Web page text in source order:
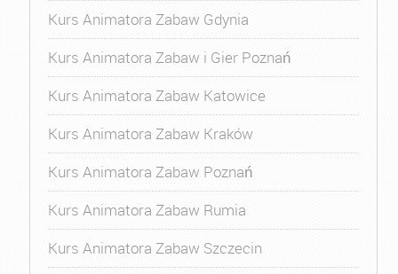
Kurs Animatora Zabaw Gdynia
Kurs Animatora Zabaw i Gier Poznań
Kurs Animatora Zabaw Katowice
Kurs Animatora Zabaw Kraków
Kurs Animatora Zabaw Poznań
Kurs Animatora Zabaw Rumia
Kurs Animatora Zabaw Szczecin